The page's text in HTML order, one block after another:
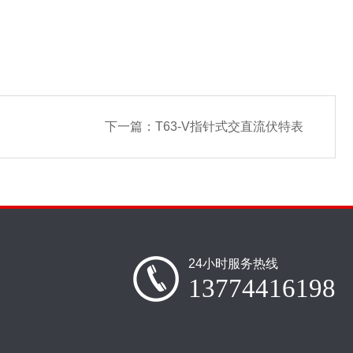
下一篇： T63-V指针式交直流伏特表
24小时服务热线
13774416198